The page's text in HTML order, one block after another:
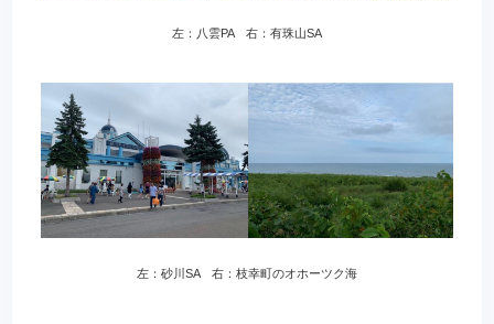
左：八雲PA 右：有珠山SA
左：砂川SA 右：枝幸町のオホーツク海